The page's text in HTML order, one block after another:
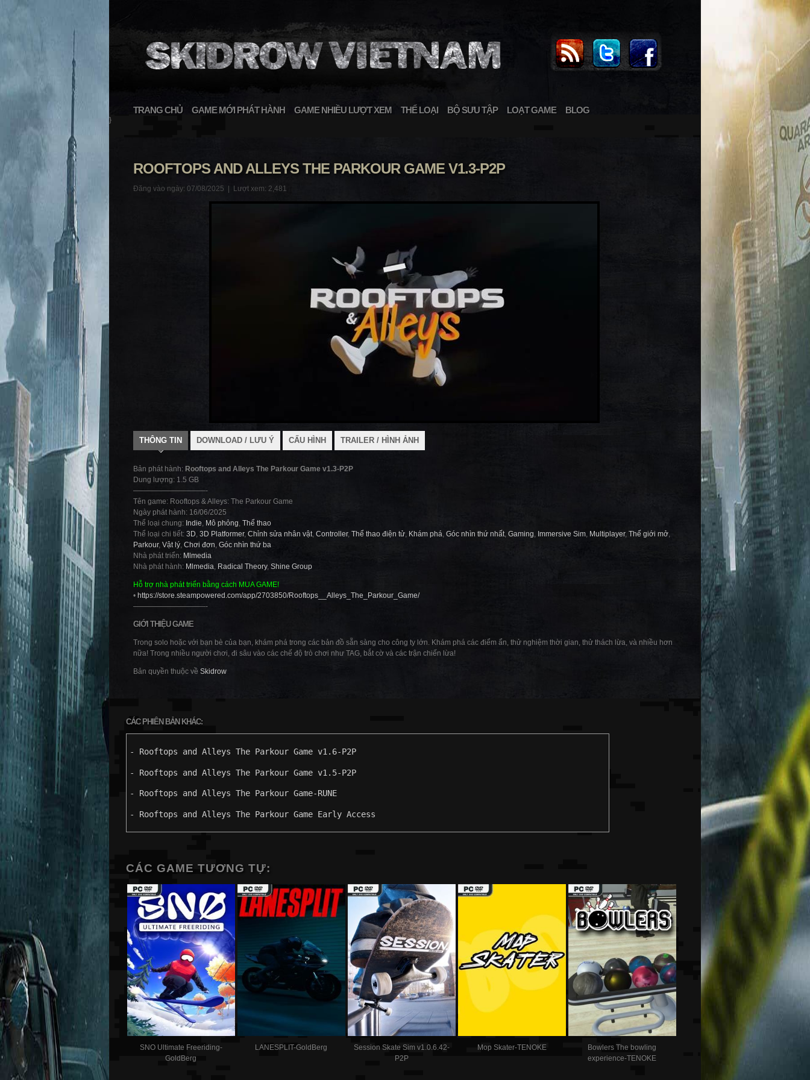
TRANG CHỦ GAME MỚI PHÁT HÀNH GAME NHIỀU LƯỢT XEM THỂ LOẠI BỘ SƯU TẬP LOẠT GAME BLOG
}
ROOFTOPS AND ALLEYS THE PARKOUR GAME V1.3-P2P
Đăng vào ngày: 07/08/2025 | Lượt xem: 2,481
THÔNG TIN DOWNLOAD / LƯU Ý CẤU HÌNH TRAILER / HÌNH ẢNH
Bản phát hành: Rooftops and Alleys The Parkour Game v1.3-P2P
Dung lượng: 1.5 GB
——————————-
Tên game: Rooftops & Alleys: The Parkour Game
Ngày phát hành: 16/06/2025
Thể loại chung: Indie, Mô phỏng, Thể thao
Thể loại chi tiết: 3D, 3D Platformer, Chỉnh sửa nhân vật, Controller, Thể thao điện tử, Khám phá, Góc nhìn thứ nhất, Gaming, Immersive Sim, Multiplayer, Thế giới mở,
Parkour, Vật lý, Chơi đơn, Góc nhìn thứ ba
Nhà phát triển: Mlmedia
Nhà phát hành: Mlmedia, Radical Theory, Shine Group
Hỗ trợ nhà phát triển bằng cách MUA GAME!
• https://store.steampowered.com/app/2703850/Rooftops__Alleys_The_Parkour_Game/
——————————-
GIỚI THIỆU GAME
Trong solo hoặc với bạn bè của bạn, khám phá trong các bản đồ sẵn sàng cho công ty lớn. Khám phá các điểm ẩn, thử nghiệm thời gian, thử thách lừa, và nhiều hơn
nữa! Trong nhiều người chơi, đi sâu vào các chế độ trò chơi như TAG, bắt cờ và các trận chiến lừa!
Bản quyền thuộc về Skidrow
CÁC PHIÊN BẢN KHÁC:
- Rooftops and Alleys The Parkour Game v1.6-P2P
- Rooftops and Alleys The Parkour Game v1.5-P2P
- Rooftops and Alleys The Parkour Game-RUNE
- Rooftops and Alleys The Parkour Game Early Access
CÁC GAME TƯƠNG TỰ:
SNO Ultimate Freeriding-
GoldBerg
LANESPLIT-GoldBerg
Session Skate Sim v1.0.6.42-
P2P
Mop Skater-TENOKE
Bowlers The bowling
experience-TENOKE